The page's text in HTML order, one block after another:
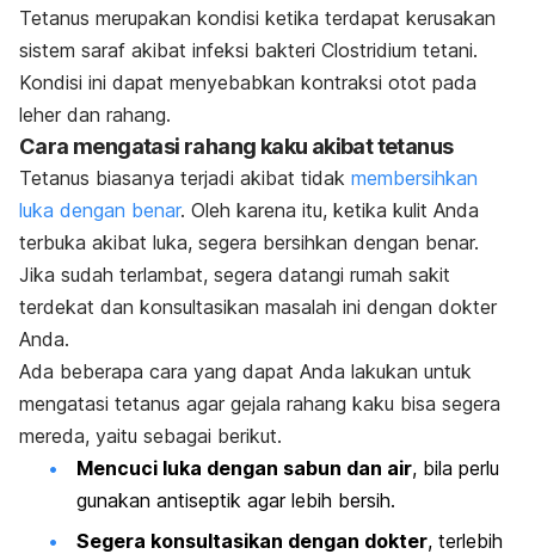
Tetanus merupakan kondisi ketika terdapat kerusakan
sistem saraf akibat infeksi bakteri Clostridium tetani.
Kondisi ini dapat menyebabkan kontraksi otot pada
leher dan rahang.
Cara mengatasi rahang kaku akibat tetanus
Tetanus biasanya terjadi akibat tidak membersihkan
luka dengan benar. Oleh karena itu, ketika kulit Anda
terbuka akibat luka, segera bersihkan dengan benar.
Jika sudah terlambat, segera datangi rumah sakit
terdekat dan konsultasikan masalah ini dengan dokter
Anda.
Ada beberapa cara yang dapat Anda lakukan untuk
mengatasi tetanus agar gejala rahang kaku bisa segera
mereda, yaitu sebagai berikut.
Mencuci luka dengan sabun dan air, bila perlu
gunakan antiseptik agar lebih bersih.
Segera konsultasikan dengan dokter, terlebih